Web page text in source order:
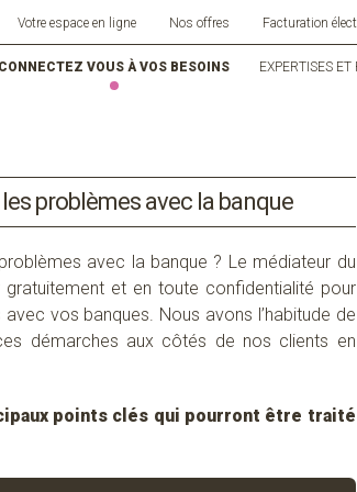
Votre espace en ligne Nos offres Facturation
CONNECTEZ VOUS À VOS BESOINS EXPERTISES
problèmesavec labanque
avec la banque ? Le médiateur du
gratuitement et en toute confidentialité pour
vos banques. Nous avons l’habitude de
démarches aux côtés de nos clients en
points clés qui pourront être traité